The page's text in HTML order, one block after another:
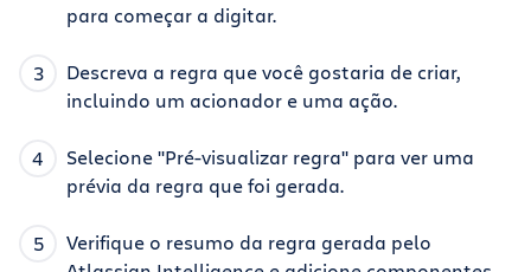
para começar a digitar.
Descreva a regra que você gostaria de criar,
incluindo um acionador e uma ação.
Selecione "Pré-visualizar regra" para ver uma
prévia da regra que foi gerada.
Verifique o resumo da regra gerada pelo